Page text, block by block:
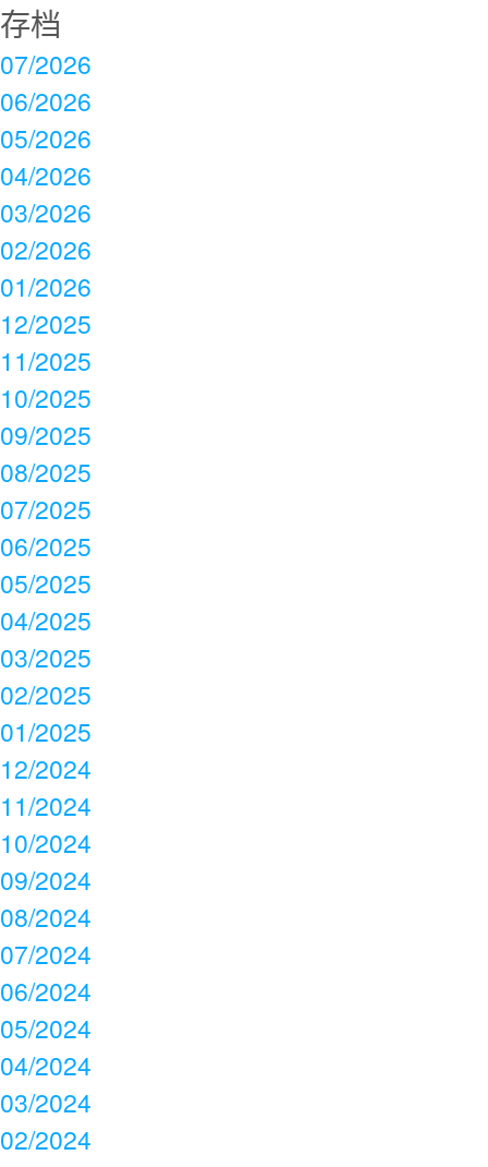
存档
07/2026
06/2026
05/2026
04/2026
03/2026
02/2026
01/2026
12/2025
11/2025
10/2025
09/2025
08/2025
07/2025
06/2025
05/2025
04/2025
03/2025
02/2025
01/2025
12/2024
11/2024
10/2024
09/2024
08/2024
07/2024
06/2024
05/2024
04/2024
03/2024
02/2024